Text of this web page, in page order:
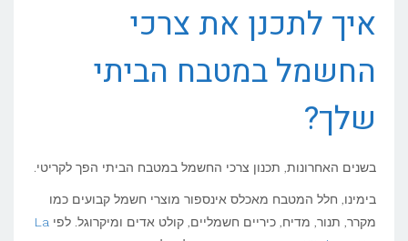
איך לתכנן את צרכי
החשמל במטבח הביתי
שלך?
בשנים האחרונות, תכנון צרכי החשמל במטבח הביתי הפך לקריטי.
בימינו, חלל המטבח מאכלס אינספור מוצרי חשמל קבועים כמו
מקרר, תנור, מדיח, כיריים חשמליים, קולט אדים ומיקרוגל. לפי La